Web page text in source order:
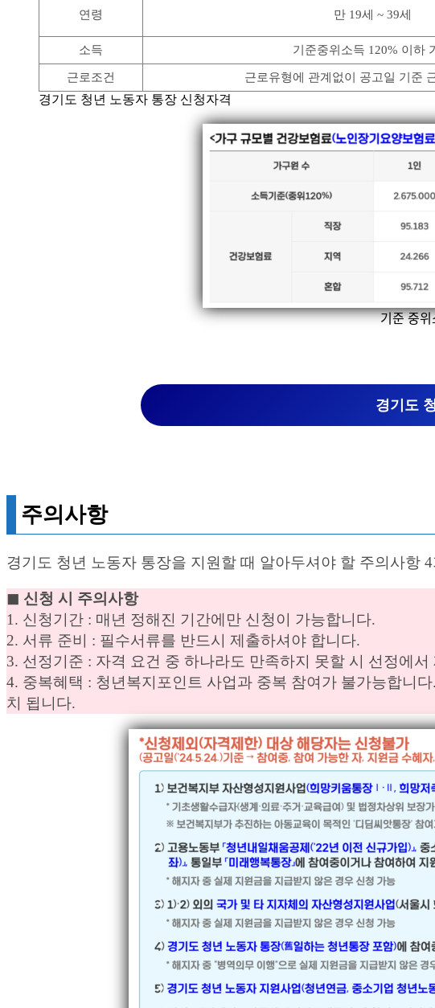
연령 만 19세 ~ 39세
소득 기준중위소득 120% 이하
근로조건 근로유형에 관계없이 공고일 기준
경기도 청년 노동자 통장 신청자격
기준
경기도
주의사항
경기도 청년 노동자 통장을 지원할 때 알아두셔야 할 주의사항
◼︎ 신청 시 주의사항
1. 신청기간 : 매년 정해진 기간에만 신청이 가능합니다.
2. 서류 준비 : 필수서류를 반드시 제출하셔야 합니다.
3. 선정기준 : 자격 요건 중 하나라도 만족하지 못할 시 선정에서
4. 중복혜택 : 청년복지포인트 사업과 중복 참여가 불가능합니
치 됩니다.